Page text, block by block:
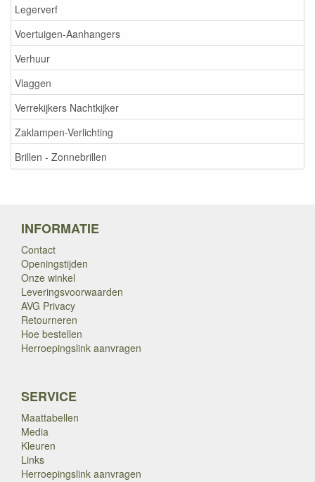
Legerverf
Voertuigen-Aanhangers
Verhuur
Vlaggen
Verrekijkers Nachtkijker
Zaklampen-Verlichting
Brillen - Zonnebrillen
INFORMATIE
Contact
Openingstijden
Onze winkel
Leveringsvoorwaarden
AVG Privacy
Retourneren
Hoe bestellen
Herroepingslink aanvragen
SERVICE
Maattabellen
Media
Kleuren
Links
Herroepingslink aanvragen